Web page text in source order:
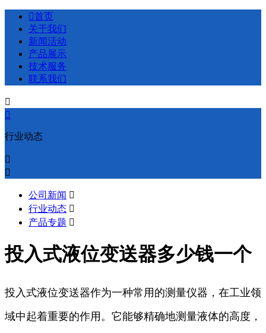
首页
关于我们
新闻活动
产品展示
技术服务
联系我们


行业动态


公司新闻 
行业动态 
产品专题 
投入式液位变送器多少钱一个
投入式液位变送器作为一种常用的测量仪器，在工业领
域中起着重要的作用。它能够精确地测量液体的高度，